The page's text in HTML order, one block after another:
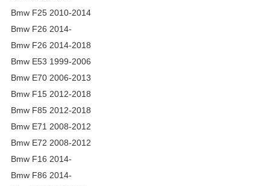
Bmw F25 2010-2014
Bmw F26 2014-
Bmw F26 2014-2018
Bmw E53 1999-2006
Bmw E70 2006-2013
Bmw F15 2012-2018
Bmw F85 2012-2018
Bmw E71 2008-2012
Bmw E72 2008-2012
Bmw F16 2014-
Bmw F86 2014-